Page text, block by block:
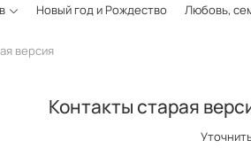
Новый год и Рождество Любовь,
версия
Контакты старая